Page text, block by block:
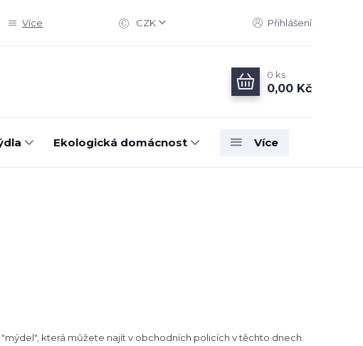
Více CZK Přihlášení
0 ks
0,00 Kč
Ekologická domácnost Více
která můžete najít v obchodních policích v těchto dnech.